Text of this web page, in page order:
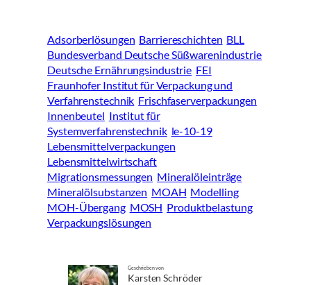
Adsorberlösungen Barriereschichten BLL
Bundesverband Deutsche Süßwarenindustrie
Deutsche Ernährungsindustrie FEI
Fraunhofer Institut für Verpackung und
Verfahrenstechnik Frischfaserverpackungen
Innenbeutel Institut für
Systemverfahrenstechnik le-10-19
Lebensmittelverpackungen
Lebensmittelwirtschaft
Migrationsmessungen Mineralöleinträge
Mineralölsubstanzen MOAH Modelling
MOH-Übergang MOSH Produktbelastung
Verpackungslösungen
Geschrieben von
Karsten Schröder